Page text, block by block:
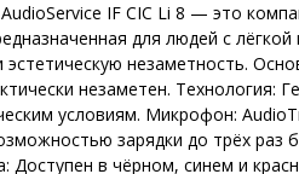
IF CIC Li 8 — это
для людей с
эстетическую незаметность.
незаметен. Технология:
условиям. Микрофон:
зарядки до трёх раз
Доступен в чёрном, синем и